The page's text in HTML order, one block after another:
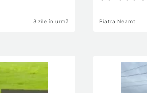
8 zile în urmă Piatra Neamt